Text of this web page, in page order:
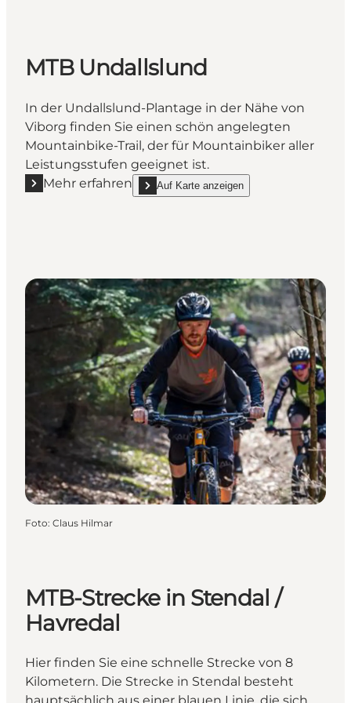
MTB Undallslund
In der Undallslund-Plantage in der Nähe von
Viborg finden Sie einen schön angelegten
Mountainbike-Trail, der für Mountainbiker aller
Leistungsstufen geeignet ist.
Mehr erfahren
Mehr erfahren "MTB Undallslund"
Auf Karte anzeigen
show MTB Undallslund on_map
Foto: Claus Hilmar
MTB-Strecke in Stendal /
Havredal
Hier finden Sie eine schnelle Strecke von 8
Kilometern. Die Strecke in Stendal besteht